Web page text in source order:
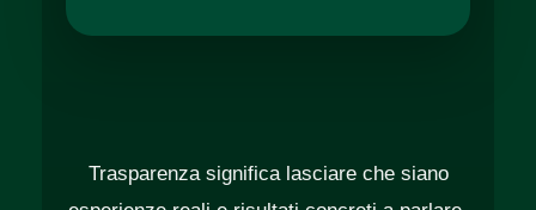
Trasparenza significa lasciare che siano